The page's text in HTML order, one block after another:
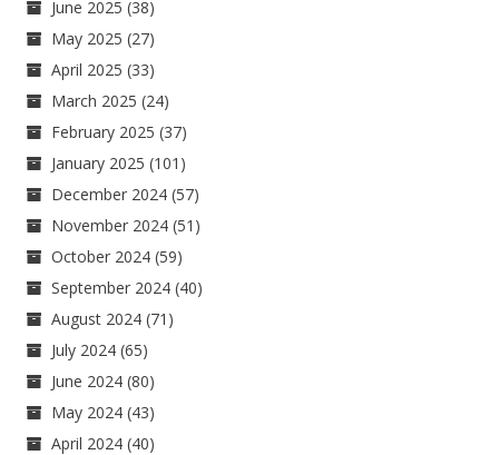
June 2025 (38)
May 2025 (27)
April 2025 (33)
March 2025 (24)
February 2025 (37)
January 2025 (101)
December 2024 (57)
November 2024 (51)
October 2024 (59)
September 2024 (40)
August 2024 (71)
July 2024 (65)
June 2024 (80)
May 2024 (43)
April 2024 (40)